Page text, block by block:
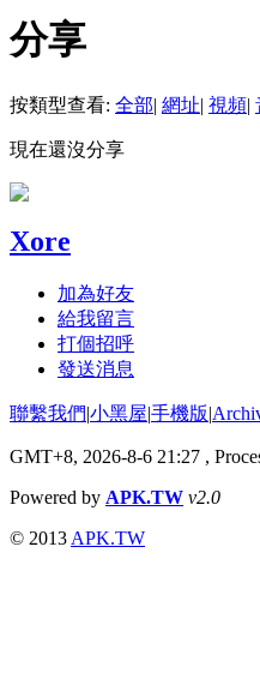
分享
按類型查看: 全部| 網址| 視頻|
現在還沒分享
Xore
加為好友
給我留言
打個招呼
發送消息
聯繫我們|小黑屋|手機版|
GMT+8, 2026-8-6 21:27 ,
Powered by APK.TW v2.0
© 2013 APK.TW